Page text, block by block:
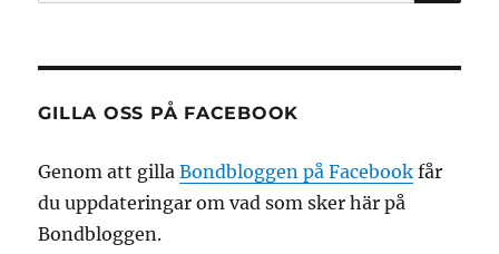
GILLA OSS PÅ FACEBOOK
Genom att gillaBondbloggen på Facebook får
du uppdateringar om vad som sker här på
Bondbloggen.